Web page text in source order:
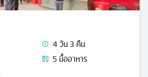
4วัน3 คืน
5 มื้ออาหาร